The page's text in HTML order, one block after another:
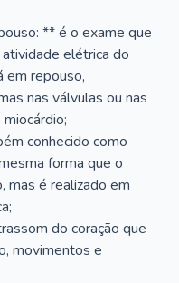
** é o exame que
elétrica do
em repouso,
nas válvulas ou nas
conhecido como
forma que o
mas é realizado em
do coração que
movimentos e